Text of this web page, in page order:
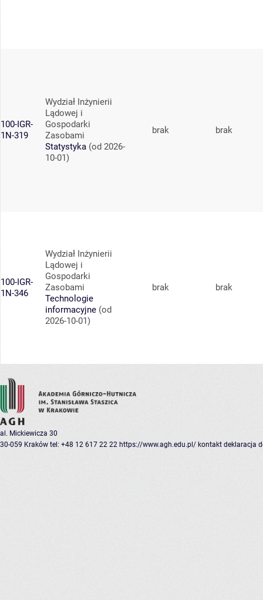
100-IGR-
1N-319
Wydział Inżynierii
Lądowej i
Gospodarki
Zasobami
Statystyka (od 2026-
10-01)
brak brak
100-IGR-
1N-346
Wydział Inżynierii
Lądowej i
Gospodarki
Zasobami
Technologie
informacyjne (od
2026-10-01)
brak brak
al. Mickiewicza 30
30-059 Kraków tel: +48 12 617 22 22 https://www.agh.edu.pl/ kontakt deklaracja